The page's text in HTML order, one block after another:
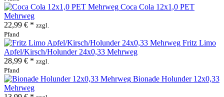
Coca Cola 12x1,0 PET
Mehrweg
22,99 € * zzgl.
Pfand
Fritz Limo
Apfel/Kirsch/Holunder 24x0,33 Mehrweg
28,99 € * zzgl.
Pfand
Bionade Holunder 12x0,33
Mehrweg